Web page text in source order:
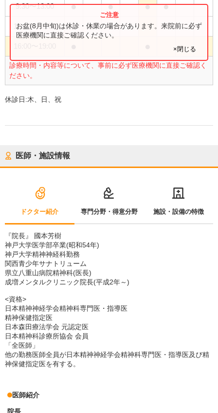
9:30〜13:00 ● ● ● ●
16:00〜18:00 ● ●
診療時間・内容等について、事前に必ず医療機関に直接ご確認く
ださい。
お盆(8月中旬)は休診・休業の場合があります。来院前に必ず
医療機関に直接ご確認ください。
×閉じる
休診日:木、日、祝
医師・施設情報
ドクター紹介 専門分野・得意分野 施設・設備の特徴
『院長』 國本芳樹
神戸大学医学部卒業(昭和54年)
神戸大学精神神経科勤務
関西青少年サナトリューム
県立八重山病院精神科(医長)
成増メンタルクリニック院長(平成2年～)
<資格>
日本精神神経学会精神科専門医・指導医
精神保健指定医
日本森田療法学会 元認定医
日本精神科診療所協会 会員
「全医師」
他の勤務医師全員が日本精神神経学会精神科専門医・指導医及び精
神保健指定医を有する。
医師紹介